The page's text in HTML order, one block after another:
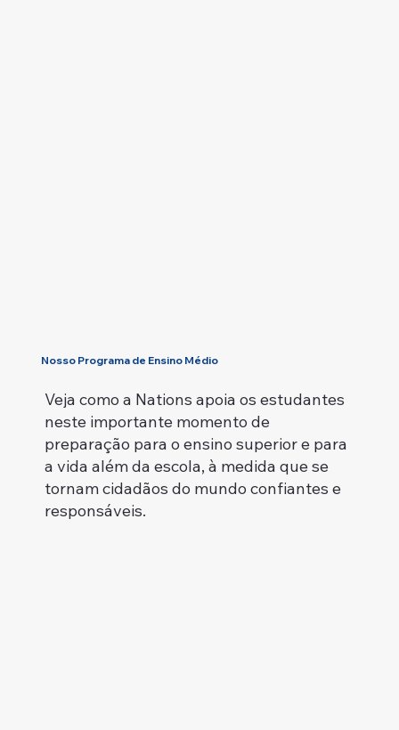
Nosso Programa de Ensino Médio
Veja como a Nations apoia os estudantes
neste importante momento de
preparação para o ensino superior e para
a vida além da escola, à medida que se
tornam cidadãos do mundo confiantes e
responsáveis.